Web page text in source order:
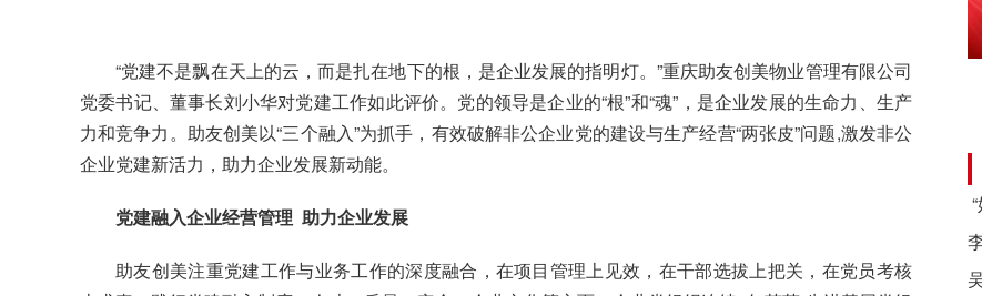
“党建不是飘在天上的云，而是扎在地下的根，是企业发展的指明灯。”重庆助友创美物业管理有限公司
党委书记、董事长刘小华对党建工作如此评价。党的领导是企业的“根”和“魂”，是企业发展的生命力、生产
力和竞争力。助友创美以“三个融入”为抓手，有效破解非公企业党的建设与生产经营“两张皮”问题,激发非公
企业党建新活力，助力企业发展新动能。
党建融入企业经营管理 助力企业发展
助友创美注重党建工作与业务工作的深度融合，在项目管理上见效，在干部选拔上把关，在党员考核